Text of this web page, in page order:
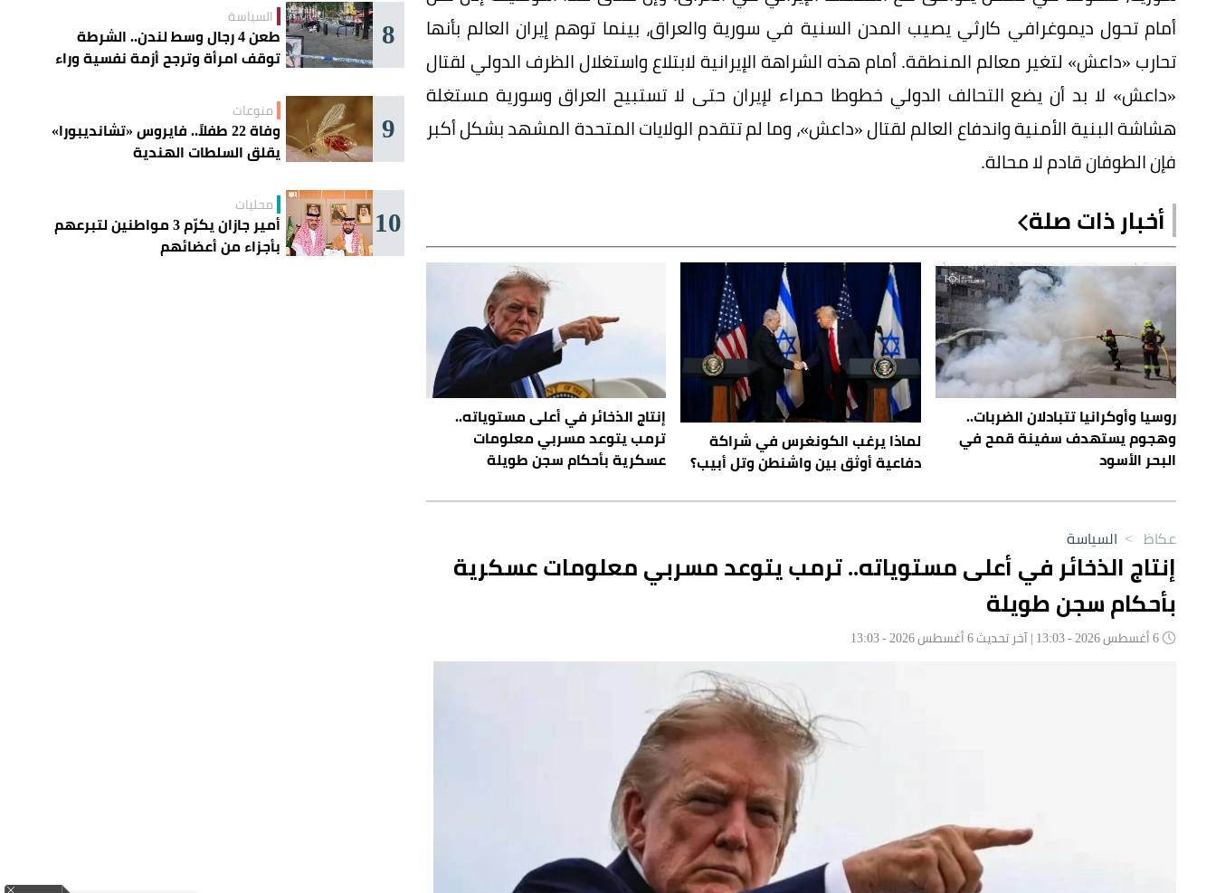
أمام تحول ديموغرافي كارثي يصيب المدن السنية في سورية والعراق، بينما توهم إيران العالم بأنها
تحارب «داعش» لتغير معالم المنطقة. أمام هذه الشراهة الإيرانية لابتلاع واستغلال الظرف الدولي لقتال
«داعش» لا بد أن يضع التحالف الدولي خطوطا حمراء لإيران حتى لا تستبيح العراق وسورية مستغلة
هشاشة البنية الأمنية واندفاع العالم لقتال «داعش»، وما لم تتقدم الولايات المتحدة المشهد بشكل أكبر
فإن الطوفان قادم لا محالة.
أخبار ذات صلة
روسيا وأوكرانيا تتبادلان الضربات..
وهجوم يستهدف سفينة قمح في
البحر الأسود
لماذا يرغب الكونغرس في شراكة
دفاعية أوثق بين واشنطن وتل أبيب؟
إنتاج الذخائر في أعلى مستوياته..
ترمب يتوعد مسربي معلومات
عسكرية بأحكام سجن طويلة
8 السياسة
طعن 4 رجال وسط لندن.. الشرطة
توقف امرأة وترجح أزمة نفسية وراء
9 منوعات
وفاة 22 طفلاً.. فايروس «تشانديبورا»
يقلق السلطات الهندية
10 محليات
أمير جازان يكرّم 3 مواطنين لتبرعهم
بأجزاء من أعضائهم
عكاظ > السياسة
إنتاج الذخائر في أعلى مستوياته.. ترمب يتوعد مسربي معلومات عسكرية
بأحكام سجن طويلة